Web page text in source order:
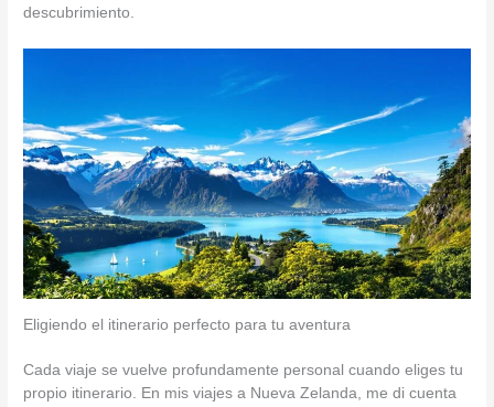
descubrimiento.
Eligiendo el itinerario perfecto para tu aventura
Cada viaje se vuelve profundamente personal cuando eliges tu
propio itinerario. En mis viajes a Nueva Zelanda, me di cuenta